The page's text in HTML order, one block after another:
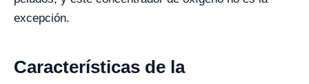
excepción.
Características de la